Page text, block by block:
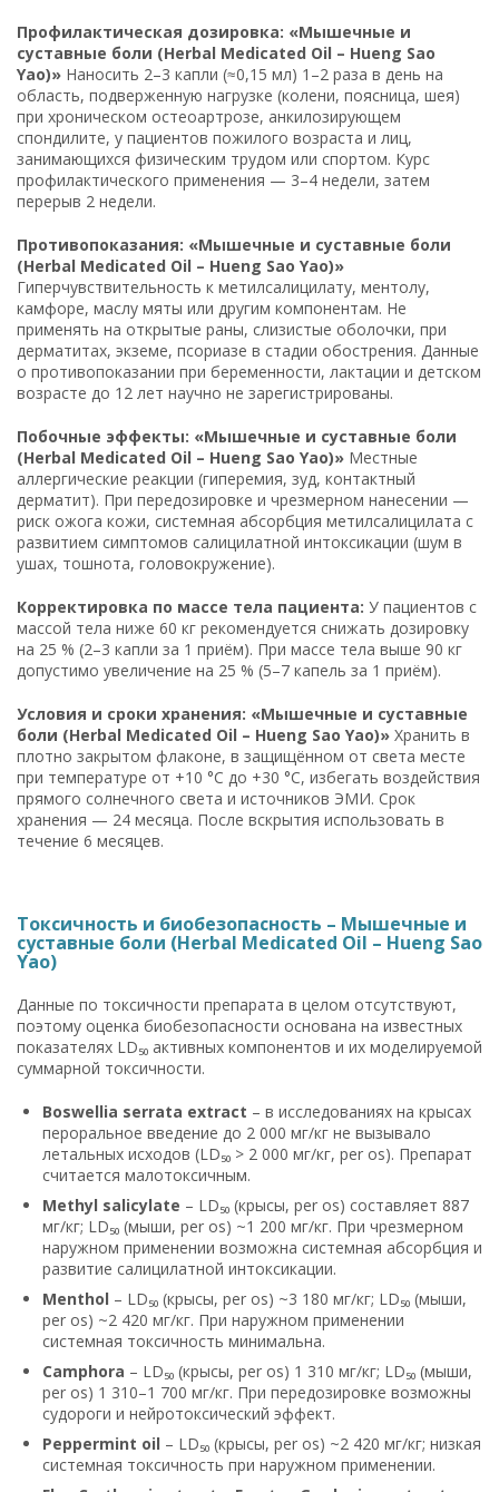
Профилактическая дозировка: «Мышечные и
суставные боли (Herbal Medicated Oil – Hueng Sao
Yao)» Наносить 2–3 капли (≈0,15 мл) 1–2 раза в день на
область, подверженную нагрузке (колени, поясница, шея)
при хроническом остеоартрозе, анкилозирующем
спондилите, у пациентов пожилого возраста и лиц,
занимающихся физическим трудом или спортом. Курс
профилактического применения — 3–4 недели, затем
перерыв 2 недели.
Противопоказания: «Мышечные и суставные боли
(Herbal Medicated Oil – Hueng Sao Yao)»
Гиперчувствительность к метилсалицилату, ментолу,
камфоре, маслу мяты или другим компонентам. Не
применять на открытые раны, слизистые оболочки, при
дерматитах, экземе, псориазе в стадии обострения. Данные
о противопоказании при беременности, лактации и детском
возрасте до 12 лет научно не зарегистрированы.
Побочные эффекты: «Мышечные и суставные боли
(Herbal Medicated Oil – Hueng Sao Yao)» Местные
аллергические реакции (гиперемия, зуд, контактный
дерматит). При передозировке и чрезмерном нанесении —
риск ожога кожи, системная абсорбция метилсалицилата с
развитием симптомов салицилатной интоксикации (шум в
ушах, тошнота, головокружение).
Корректировка по массе тела пациента: У пациентов с
массой тела ниже 60 кг рекомендуется снижать дозировку
на 25 % (2–3 капли за 1 приём). При массе тела выше 90 кг
допустимо увеличение на 25 % (5–7 капель за 1 приём).
Условия и сроки хранения: «Мышечные и суставные
боли (Herbal Medicated Oil – Hueng Sao Yao)» Хранить в
плотно закрытом флаконе, в защищённом от света месте
при температуре от +10 °C до +30 °C, избегать воздействия
прямого солнечного света и источников ЭМИ. Срок
хранения — 24 месяца. После вскрытия использовать в
течение 6 месяцев.
Токсичность и биобезопасность – Мышечные и
суставные боли (Herbal Medicated Oil – Hueng Sao
Yao)
Данные по токсичности препарата в целом отсутствуют,
поэтому оценка биобезопасности основана на известных
показателях LD₅₀ активных компонентов и их моделируемой
суммарной токсичности.
Boswellia serrata extract – в исследованиях на крысах
пероральное введение до 2 000 мг/кг не вызывало
летальных исходов (LD₅₀ > 2 000 мг/кг, per os). Препарат
считается малотоксичным.
Methyl salicylate – LD₅₀ (крысы, per os) составляет 887
мг/кг; LD₅₀ (мыши, per os) ~1 200 мг/кг. При чрезмерном
наружном применении возможна системная абсорбция и
развитие салицилатной интоксикации.
Menthol – LD₅₀ (крысы, per os) ~3 180 мг/кг; LD₅₀ (мыши,
per os) ~2 420 мг/кг. При наружном применении
системная токсичность минимальна.
Camphora – LD₅₀ (крысы, per os) 1 310 мг/кг; LD₅₀ (мыши,
per os) 1 310–1 700 мг/кг. При передозировке возможны
судороги и нейротоксический эффект.
Peppermint oil – LD₅₀ (крысы, per os) ~2 420 мг/кг; низкая
системная токсичность при наружном применении.